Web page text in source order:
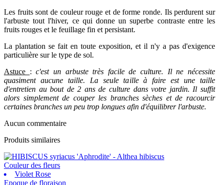
Les fruits sont de couleur rouge et de forme ronde. Ils perdurent sur
l'arbuste tout l'hiver, ce qui donne un superbe contraste entre les
fruits rouges et le feuillage fin et persistant.
La plantation se fait en toute exposition, et il n'y a pas d'exigence
particulière sur le type de sol.
Astuce :c'est un arbuste très facile de culture. Il ne nécessite
quasiment aucune taille. La seule taille à faire est une taille
d'entretien au bout de 2 ans de culture dans votre jardin. Il suffit
alors simplement de couper les branches sèches et de racourcir
certaines branches un peu trop longues afin d'équilibrer l'arbuste.
Aucun commentaire
Produits similaires
Couleur des fleurs
Violet Rose
Epoque de floraison